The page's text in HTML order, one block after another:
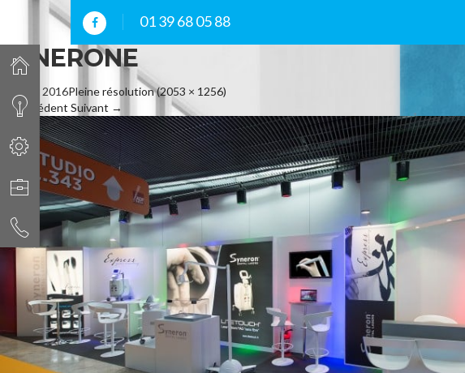
01 39 68 05 88
SYNERONE
10 mars 2016Pleine résolution (2053 × 1256)
Précédent Suivant →